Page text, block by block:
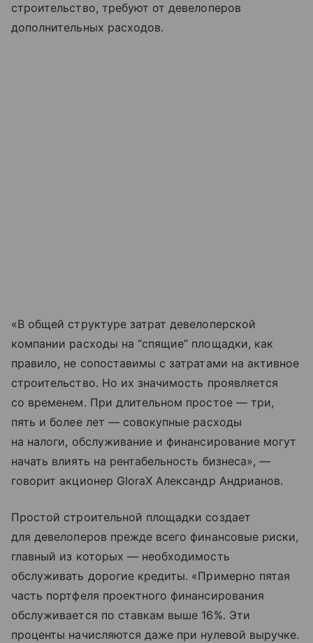
строительство, требуют от девелоперов
дополнительных расходов.
«В общей структуре затрат девелоперской
компании расходы на “спящие” площадки, как
правило, не сопоставимы с затратами на активное
строительство. Но их значимость проявляется
со временем. При длительном простое — три,
пять и более лет — совокупные расходы
на налоги, обслуживание и финансирование могут
начать влиять на рентабельность бизнеса», —
говорит акционер GloraX Александр Андрианов.
Простой строительной площадки создает
для девелоперов прежде всего финансовые риски,
главный из которых — необходимость
обслуживать дорогие кредиты. «Примерно пятая
часть портфеля проектного финансирования
обслуживается по ставкам выше 16%. Эти
проценты начисляются даже при нулевой выручке.